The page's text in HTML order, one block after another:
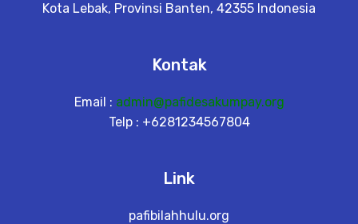
Kota Lebak, Provinsi Banten, 42355 Indonesia
Kontak
Email : admin@pafidesakumpay.org
Telp : +6281234567804
Link
pafibilahhulu.org